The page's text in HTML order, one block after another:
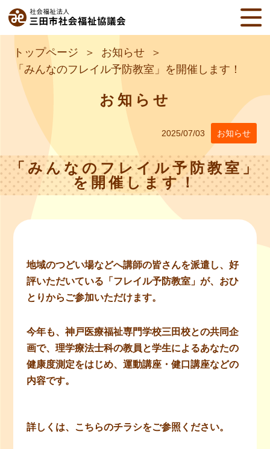
トップページ
お知らせ
「みんなのフレイル予防教室」を開催します！
お知らせ
2025/07/03 お知らせ
「みんなのフレイル予防教室」
を開催します！
地域のつどい場などへ講師の皆さんを派遣し、好
評いただいている「フレイル予防教室」が、おひ
とりからご参加いただけます。
今年も、神戸医療福祉専門学校三田校との共同企
画で、理学療法士科の教員と学生によるあなたの
健康度測定をはじめ、運動講座・健口講座などの
内容です。
詳しくは、こちらのチラシをご参照ください。